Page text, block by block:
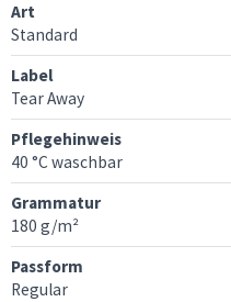
Art
Standard
Label
Tear Away
Pflegehinweis
40 °C waschbar
Grammatur
180 g/m²
Passform
Regular